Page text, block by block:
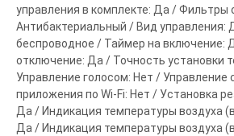
управления в комплекте: Да / Фильтры
Антибактериальный / Вид управления:
беспроводное / Таймер на включение:
отключение: Да / Точность установки
Управление голосом: Нет / Управление
приложения по Wi-Fi: Нет / Установка
Да / Индикация температуры воздуха
Да / Индикация температуры воздуха